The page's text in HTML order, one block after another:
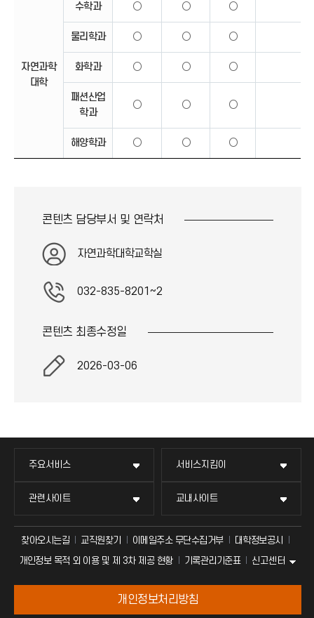
자연과학
대학
수학과 ○ ○ ○
물리학과 ○ ○ ○
화학과 ○ ○ ○
패션산업
학과
○ ○ ○
해양학과 ○ ○ ○
콘텐츠 담당부서 및 연락처
자연과학대학교학실
032-835-8201~2
콘텐츠 최종수정일
2026-03-06
주요서비스 서비스지킴이
관련사이트 교내사이트
찾아오시는길 교직원찾기 이메일주소 무단수집거부
대학정보공시
개인정보 목적 외 이용 및 제 3차 제공 현황
기록관리기준표 신고센터
개인정보처리방침